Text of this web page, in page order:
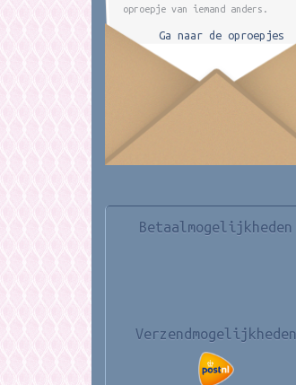
oproepje van iemand anders.
Ga naar de oproepjes
Betaalmogelijkheden
Verzendmogelijkheden